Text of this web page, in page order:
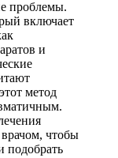
проблемы.
включает
и
метод
врачом, чтобы
подобрать